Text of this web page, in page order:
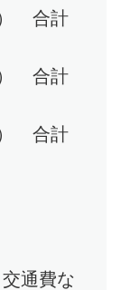
） 合計
） 合計
） 合計
通費な